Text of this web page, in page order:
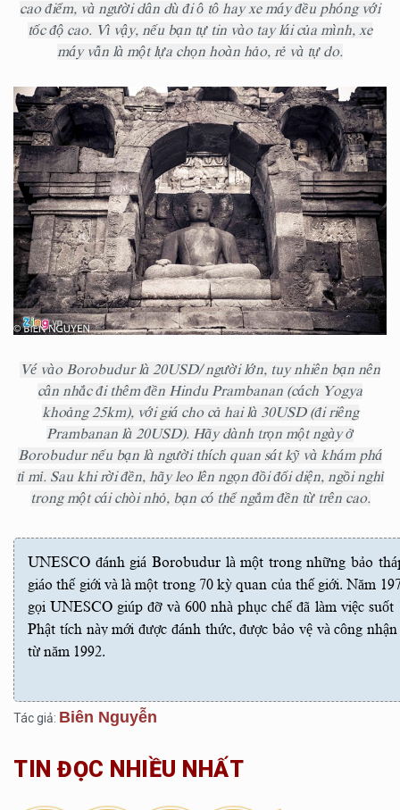
cao điểm, và người dân dù đi ô tô hay xe máy đều phóng với
tốc độ cao. Vì vậy, nếu bạn tự tin vào tay lái của mình, xe
máy vẫn là một lựa chọn hoàn hảo, rẻ và tự do.
Vé vào Borobudur là 20USD/ người lớn, tuy nhiên bạn nên
cân nhắc đi thêm đền Hindu Prambanan (cách Yogya
khoảng 25km), với giá cho cả hai là 30USD (đi riêng
Prambanan là 20USD). Hãy dành trọn một ngày ở
Borobudur nếu bạn là người thích quan sát kỹ và khám phá
tỉ mỉ. Sau khi rời đền, hãy leo lên ngọn đồi đối diện, ngồi nghỉ
trong một cái chòi nhỏ, bạn có thể ngắm đền từ trên cao.
UNESCO đánh giá Borobudur là một trong những bảo
giáo thế giới và là một trong 70 kỳ quan của thế giới. Năm
gọi UNESCO giúp đỡ và 600 nhà phục chế đã làm việc
Phật tích này mới được đánh thức, được bảo vệ và công
từ năm 1992.
Tác giả: Biên Nguyễn
TIN ĐỌC NHIỀU NHẤT